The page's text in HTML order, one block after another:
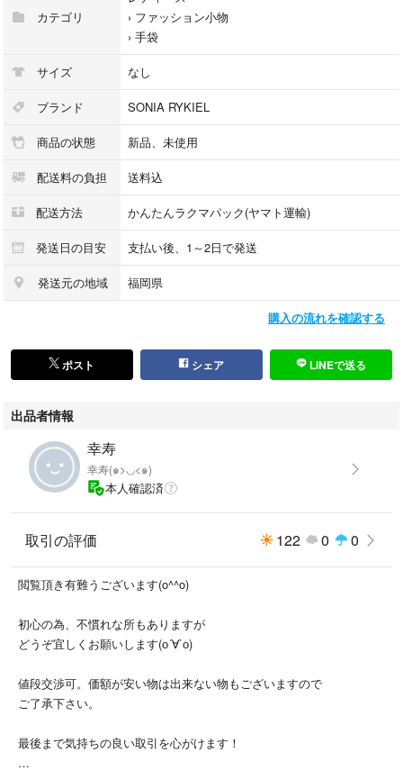
カテゴリ
› ファッション小物
› 手袋
サイズ なし
ブランド SONIA RYKIEL
商品の状態 新品、未使用
配送料の負担 送料込
配送方法 かんたんラクマパック(ヤマト運輸)
発送日の目安 支払い後、1～2日で発送
発送元の地域 福岡県
購入の流れを確認する
ポスト シェア LINEで送る
出品者情報
幸寿
幸寿(๑>◡<๑)
本人確認済
取引の評価 122 0 0
閲覧頂き有難うございます(o^^o)
初心の為、不慣れな所もありますが
どうぞ宜しくお願いします(о´∀`о)
値段交渉可。価額が安い物は出来ない物もございますので
ご了承下さい。
最後まで気持ちの良い取引を心がけます！